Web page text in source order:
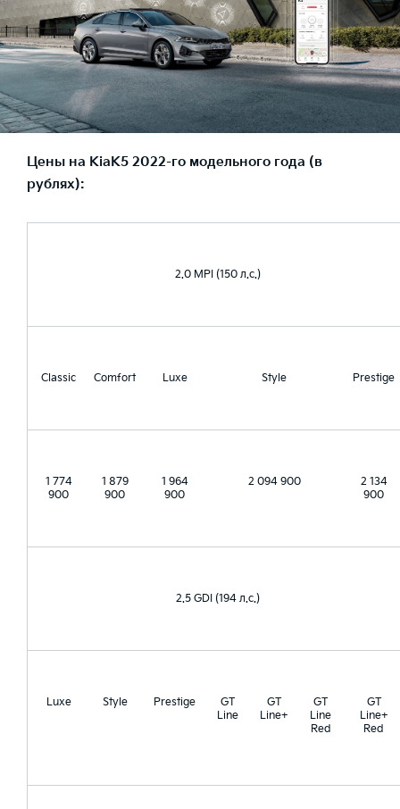
Цены на KiaK5 2022-го модельного года (в
рублях):
2.0 MPI (150 л.с.)
Classic Comfort Luxe Style Prestige
1 774
900
1 879
900
1 964
900
2 094 900
2 134
900
2.5 GDI (194 л.с.)
Luxe Style Prestige
GT
Line
GT
Line+
GT
Line
Red
GT
Line+
Red